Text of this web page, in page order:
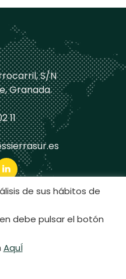
S/N
Granada.
11
de sus hábitos de
debe pulsar el botón
AquÍ